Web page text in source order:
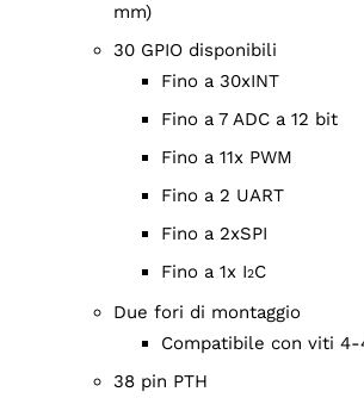
mm)
30 GPIO disponibili
Fino a 30xINT
Fino a 7 ADC a 12 bit
Fino a 11x PWM
Fino a 2 UART
Fino a 2xSPI
Fino a 1x I2C
Due fori di montaggio
Compatibile con viti
38 pin PTH